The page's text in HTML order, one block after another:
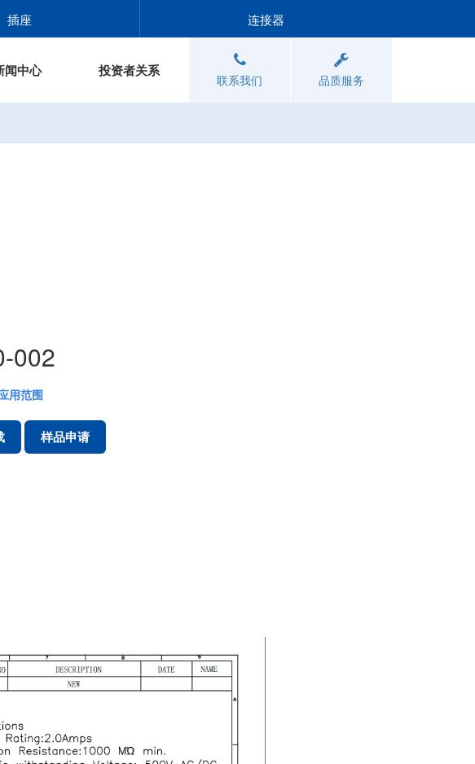
插座 连接器
闻中心 投资者关系
联系我们 品质服务
002
用范围
样品申请